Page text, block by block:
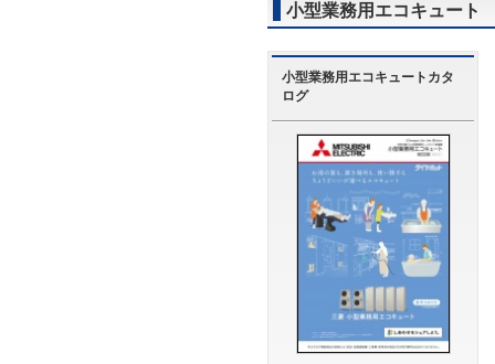
小型業務用エコキュート
小型業務用エコキュートカタ
ログ